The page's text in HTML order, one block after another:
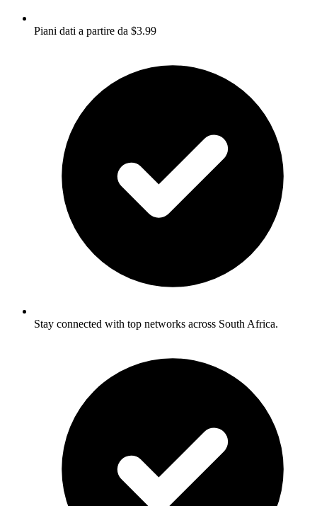
Piani dati a partire da $3.99
Stay connected with top networks across South Africa.